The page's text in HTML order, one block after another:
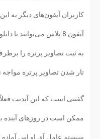
کاربران آیفون‌های دیگر به
آیفون 8 پلاس
به ثبت تصاویر پرتره را
تار شدن تصاویر پرتره مواجه
ممکن است در روزهای آینده
سیستم عامل آی او اس